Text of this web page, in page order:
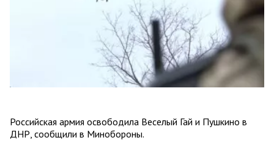
Российская армия освободила Веселый Гай и Пушкино в
ДНР, сообщили в Минобороны.